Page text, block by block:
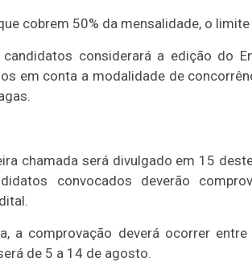
cobrem 50% da mensalidade, o
considerará a edição do
em conta a modalidade de
chamada será divulgado em 15
convocados deverão
a comprovação deverá ocorrer
de 5 a 14 de agosto.